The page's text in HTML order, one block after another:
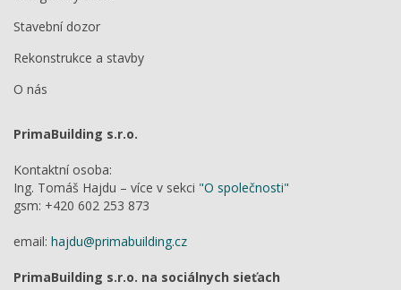
Stavební dozor
Rekonstrukce a stavby
O nás
PrimaBuilding s.r.o.
Kontaktní osoba:
Ing. Tomáš Hajdu – více v sekci "O společnosti"
gsm: +420 602 253 873
email: hajdu@primabuilding.cz
PrimaBuilding s.r.o. na sociálnych sieťach